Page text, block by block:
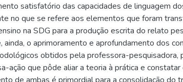
satisfatório das capacidades de linguagem
no que se refere aos elementos que foram
na SDG para a produção escrita do relato
ainda, o aprimoramento e aprofundamento dos
obtidos pela professora-pesquisadora,
ação que pôde aliar a teoria à prática e constatar